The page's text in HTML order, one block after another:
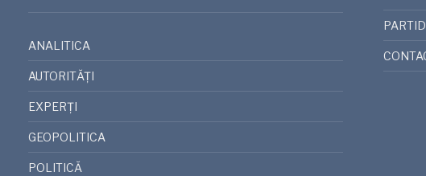
ANALITICA
AUTORITĂȚI
EXPERȚI
GEOPOLITICA
POLITICĂ